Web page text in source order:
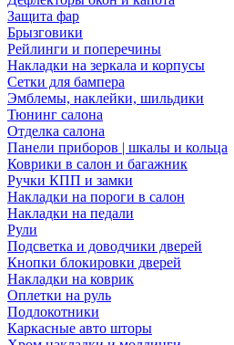
Защита фар
Брызговики
Рейлинги и поперечины
Накладки на зеркала и корпусы
Сетки для бампера
Эмблемы, наклейки, шильдики
Тюнинг салона
Отделка салона
Панели приборов | шкалы и кольца
Коврики в салон и багажник
Ручки КПП и замки
Накладки на пороги в салон
Накладки на педали
Рули
Подсветка и доводчики дверей
Кнопки блокировки дверей
Накладки на коврик
Оплетки на руль
Подлокотники
Каркасные авто шторы